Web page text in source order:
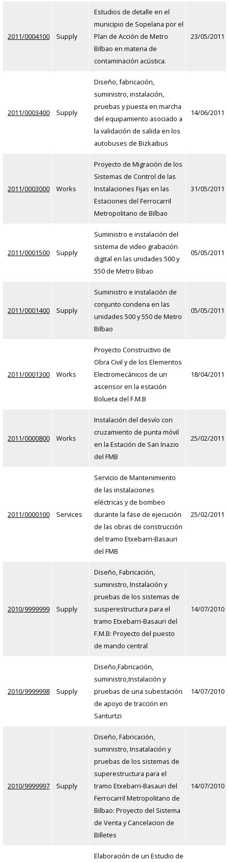
2011/0004100 Supply
Estudios de detalle en el
municipio de Sopelana por el
Plan de Acción de Metro
Bilbao en materia de
contaminación acústica.
23/05/2011
2011/0003400 Supply
Diseño, fabricación,
suministro, instalación,
pruebas y puesta en marcha
del equipamiento asociado a
la validación de salida en los
autobuses de Bizkaibus
14/06/2011
2011/0003000 Works
Proyecto de Migración de los
Sistemas de Control de las
Instalaciones Fijas en las
Estaciones del Ferrocarril
Metropolitano de Bilbao
31/05/2011
2011/0001500 Supply
Suministro e instalación del
sistema de video grabación
digital en las unidades 500 y
550 de Metro Bibao
05/05/2011
2011/0001400 Supply
Suministro e instalación de
conjunto condena en las
unidades 500 y 550 de Metro
Bilbao
05/05/2011
2011/0001300 Works
Proyecto Constructivo de
Obra Civil y de los Elementos
Electromecánicos de un
ascensor en la estación
Bolueta del F.M.B
18/04/2011
2011/0000800 Works
Instalación del desvío con
cruzamiento de punta móvil
en la Estación de San Inazio
del FMB
25/02/2011
2011/0000100 Services
Servicio de Mantenimiento
de las instalaciones
eléctricas y de bombeo
durante la fase de ejecución
de las obras de construcción
del tramo Etxebarri-Basauri
del FMB
25/02/2011
2010/9999999 Supply
Diseño, Fabricación,
suministro, Instalación y
pruebas de los sistemas de
susperestructura para el
tramo Etxebarri-Basauri del
F.M.B: Proyecto del puesto
de mando central
14/07/2010
2010/9999998 Supply
Diseño,Fabricación,
suministro,Instalación y
pruebas de una subestación
de apoyo de tracción en
Santurtzi
14/07/2010
2010/9999997 Supply
Diseño, Fabricación,
suministro, Insatalación y
pruebas de los sistemas de
superestructura para el
tramo Etxebarri-Basauri del
Ferrocarril Metropolitano de
Bilbao: Proyecto del Sistema
de Venta y Cancelacion de
Billetes
14/07/2010
Elaboración de un Estudio de